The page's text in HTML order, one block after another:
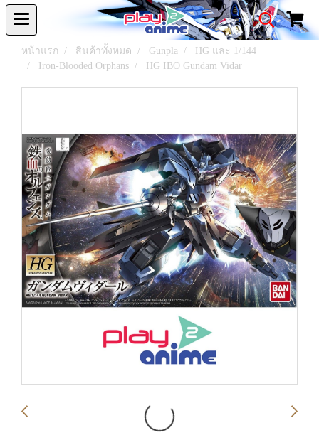
หน้าแรก สินค้าทั้งหมด Gunpla
HG และ 1/144
Iron-Blooded Orphans
HG IBO Gundam Vidar